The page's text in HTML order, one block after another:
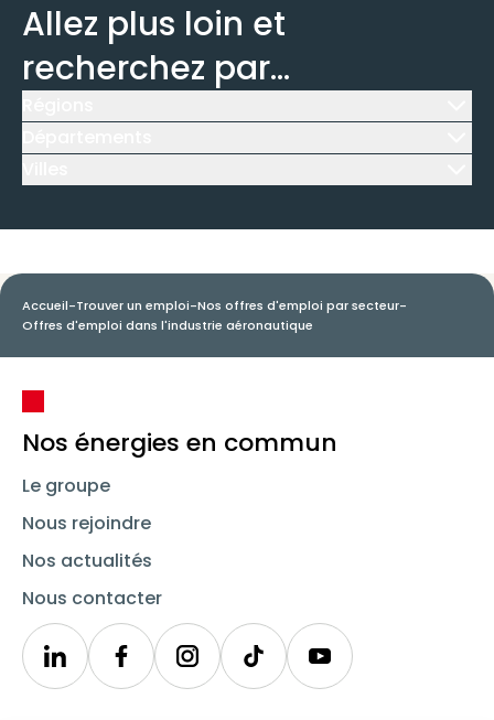
Allez plus loin et
recherchez par...
Accueil-Trouver un emploi-Nos offres d'emploi par secteur-
Offres d'emploi dans l'industrie aéronautique
Nos énergies en commun
Le groupe
Nous rejoindre
Nos actualités
Nous contacter
LinkedinSynergieInstagramTikTok Youtube